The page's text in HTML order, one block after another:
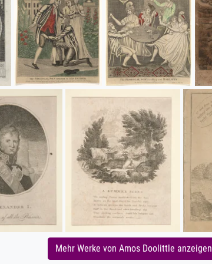
Mehr Werke von Amos Doolittle anzeigen